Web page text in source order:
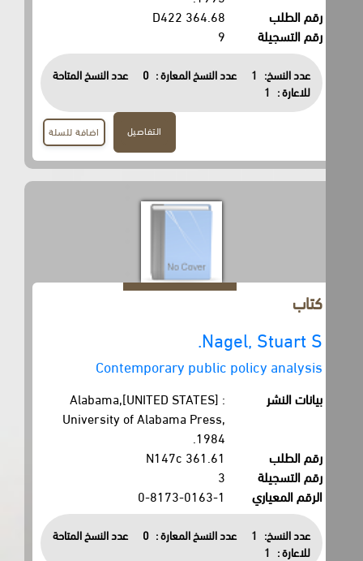
رقم الطلب
364.68 D422
رقم التسجيلة
9
عدد النسخ: 1 عدد النسخ المعارة : 0
عدد النسخ المتاحة
للاعارة :
1
اضافة للسلة
Nagel, Stuart S.
Contemporary public policy analysis
بيانات النشر
Alabama,[UNITED STATES] :
University of Alabama Press,
رقم الطلب
رقم التسجيلة
3
الرقم المعياري
0-8173-0163-1
عدد النسخ: 1 عدد النسخ المعارة : 0
عدد النسخ المتاحة
للاعارة :
1